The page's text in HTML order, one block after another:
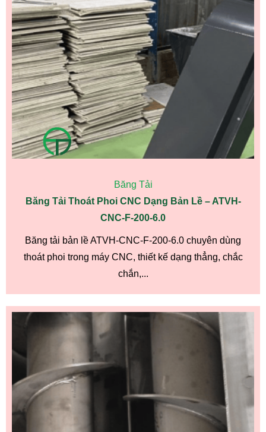
Băng Tải
Băng Tải Thoát Phoi CNC Dạng Bản Lề – ATVH-
CNC-F-200-6.0
Băng tải bản lề ATVH-CNC-F-200-6.0 chuyên dùng
thoát phoi trong máy CNC, thiết kế dạng thẳng, chắc
chắn,...